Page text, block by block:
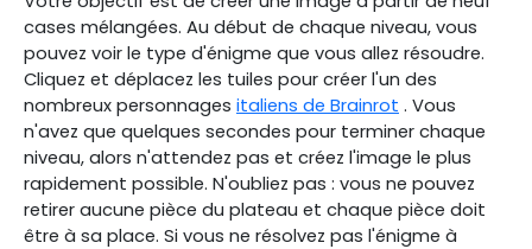
cases mélangées. Au début de chaque niveau, vous
pouvez voir le type d'énigme que vous allez résoudre.
Cliquez et déplacez les tuiles pour créer l'un des
nombreux personnages italiens de Brainrot . Vous
n'avez que quelques secondes pour terminer chaque
niveau, alors n'attendez pas et créez l'image le plus
rapidement possible. N'oubliez pas : vous ne pouvez
retirer aucune pièce du plateau et chaque pièce doit
être à sa place. Si vous ne résolvez pas l'énigme à